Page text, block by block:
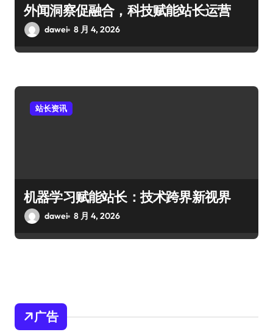
外闻洞察促融合，科技赋能站长运营
dawei 8 月 4, 2026
站长资讯
机器学习赋能站长：技术跨界新视界
dawei 8 月 4, 2026
广告